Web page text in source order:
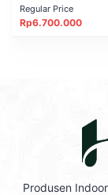
Regular Price
Rp6.700.000
Produsen